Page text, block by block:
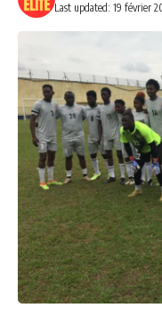
Last updated: 19 février